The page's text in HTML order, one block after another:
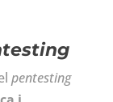
pentesting